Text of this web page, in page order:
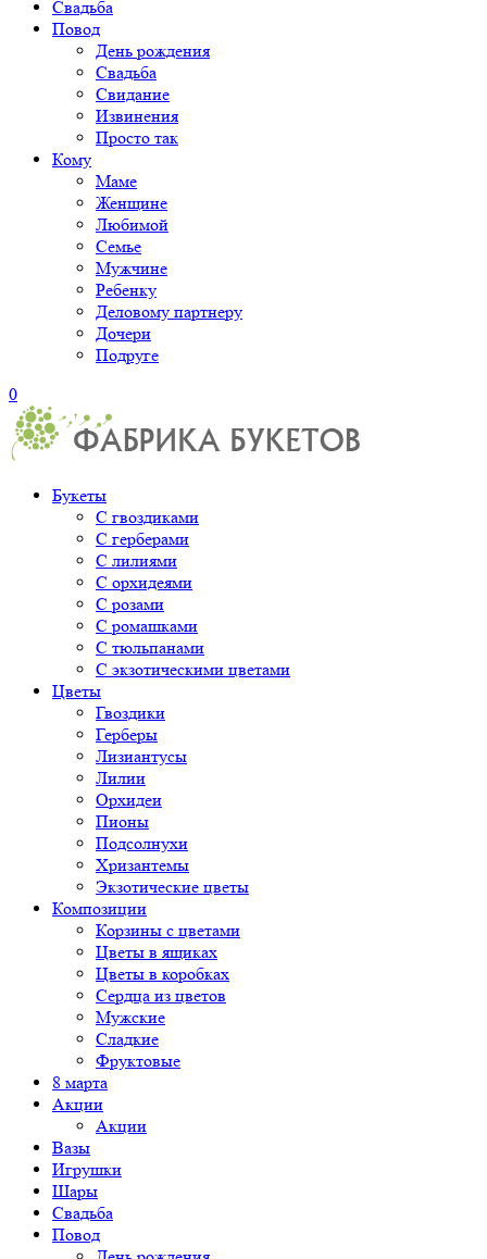
Свадьба
Повод
День рождения
Свадьба
Свидание
Извинения
Просто так
Кому
Маме
Женщине
Любимой
Семье
Мужчине
Ребенку
Деловому партнеру
Дочери
Подруге
0
Букеты
С гвоздиками
С герберами
С лилиями
С орхидеями
С розами
С ромашками
С тюльпанами
С экзотическими цветами
Цветы
Гвоздики
Герберы
Лизиантусы
Лилии
Орхидеи
Пионы
Подсолнухи
Хризантемы
Экзотические цветы
Композиции
Корзины с цветами
Цветы в ящиках
Цветы в коробках
Сердца из цветов
Мужские
Сладкие
Фруктовые
8 марта
Акции
Акции
Вазы
Игрушки
Шары
Свадьба
Повод